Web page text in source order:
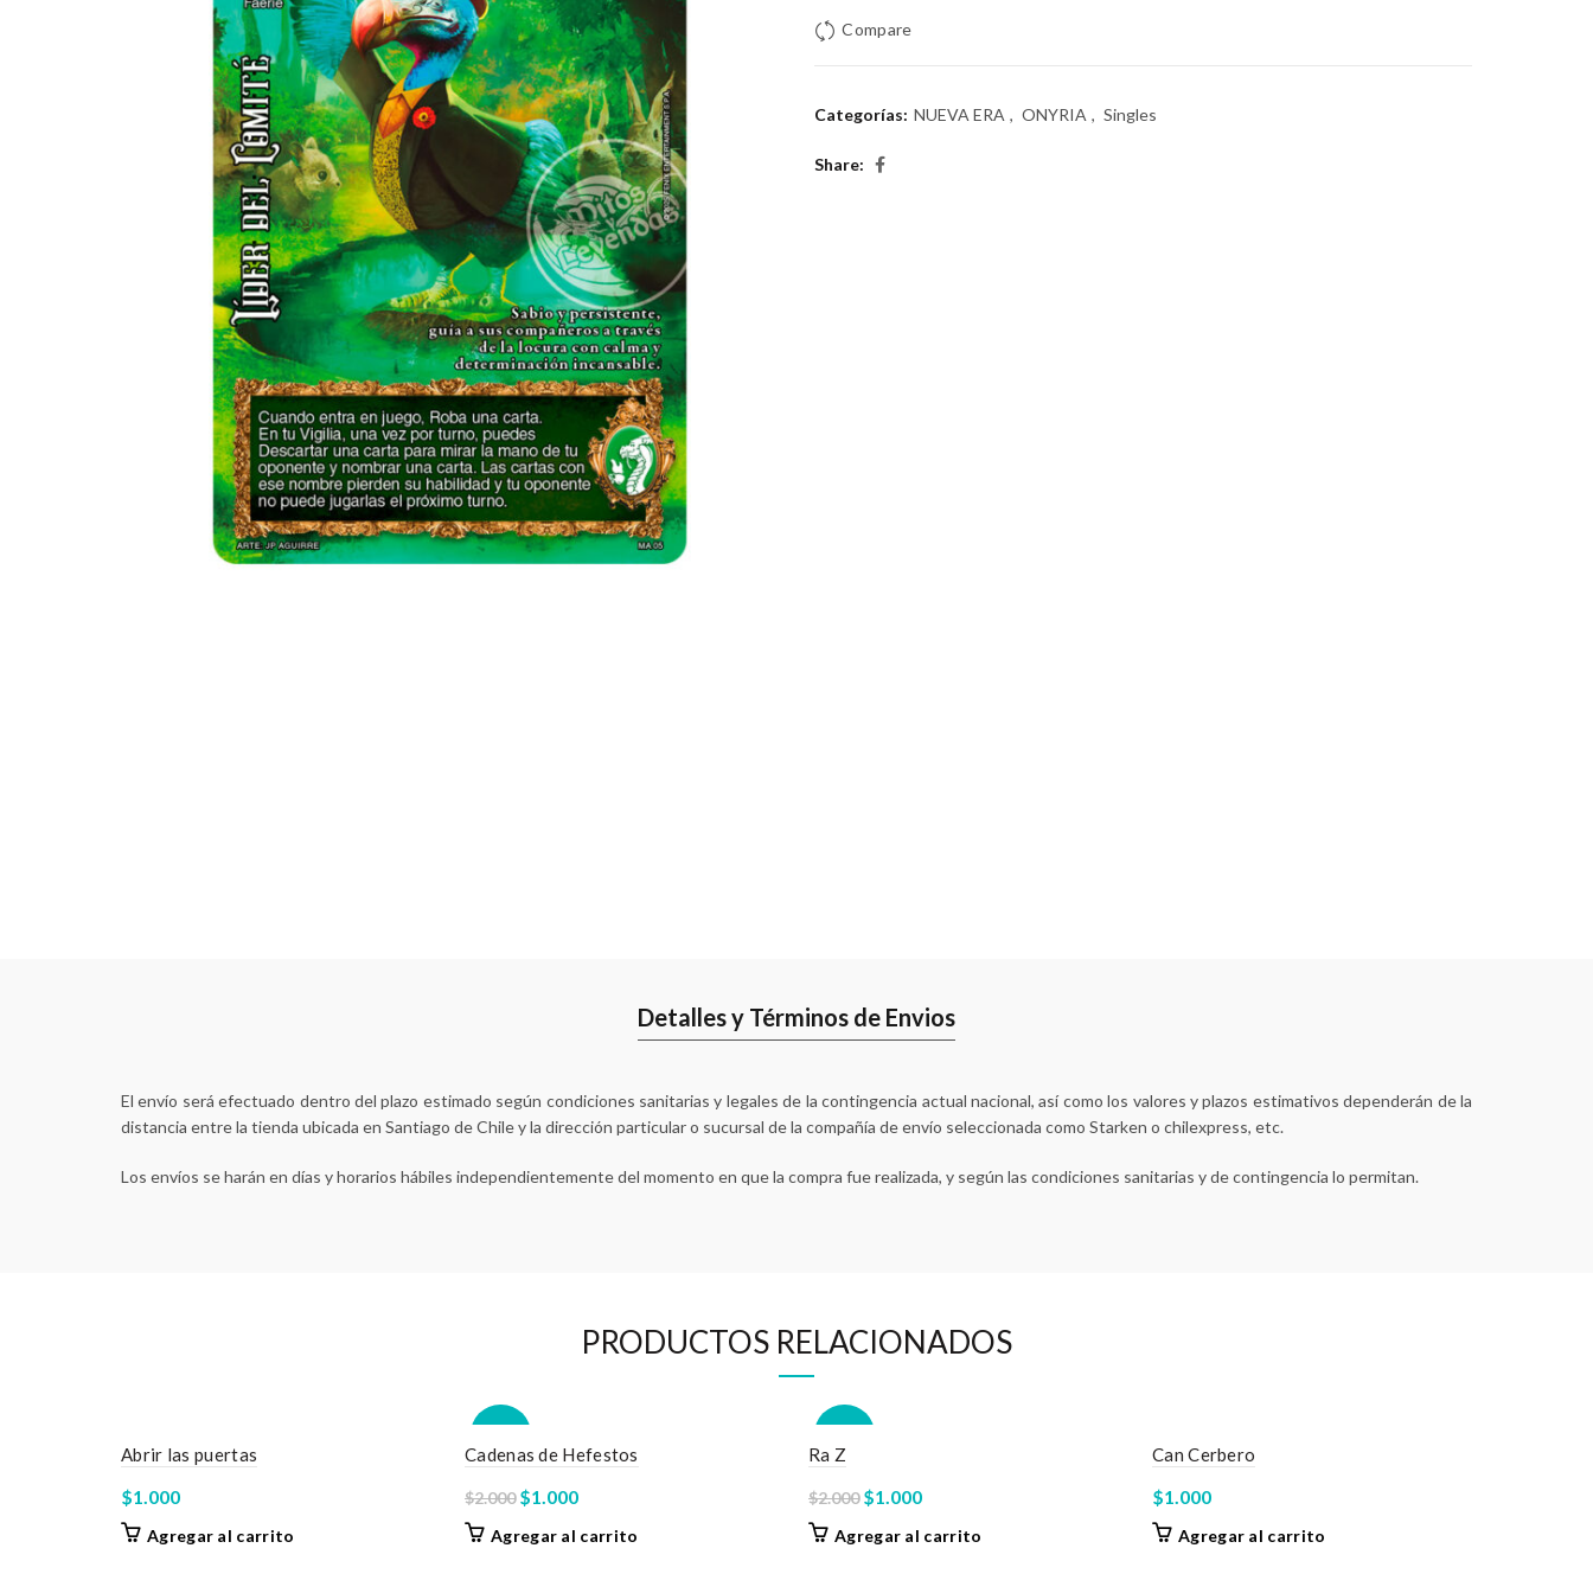
Compare
Categorías: NUEVA ERA , ONYRIA , Singles
Share
Detalles y Términos de Envios
El envío será efectuado dentro del plazo estimado según condiciones sanitarias y legales de la contingencia actual nacional, así como los valores y plazos estimativos dependerán de la
distancia entre la tienda ubicada en Santiago de Chile y la dirección particular o sucursal de la compañía de envío seleccionada como Starken o chilexpress, etc.
Los envíos se harán en días y horarios hábiles independientemente del momento en que la compra fue realizada, y según las condiciones sanitarias y de contingencia lo permitan.
PRODUCTOS RELACIONADOS
Abrir las puertas
$1.000
Agregar al carrito
Cadenas de Hefestos
$2.000 El
$1.000El
Agregar al carrito
Ra Z
$2.000 El
$1.000El
Agregar al carrito
Can Cerbero
$1.000
Agregar al carrito